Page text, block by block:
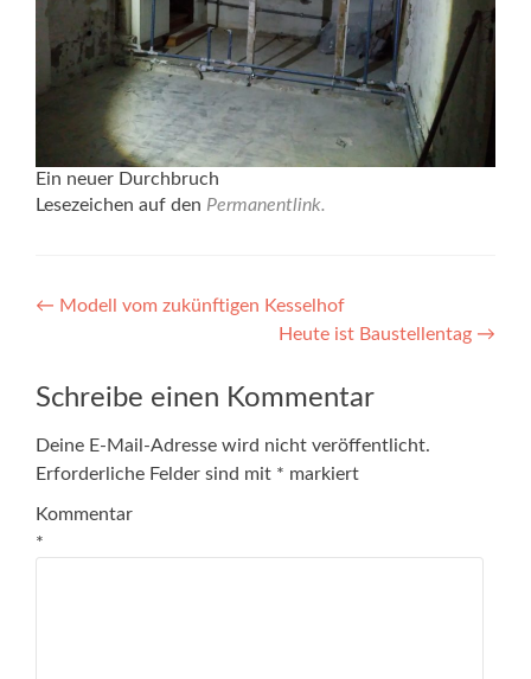
Ein neuer Durchbruch
Lesezeichen auf den Permanentlink.
Beitragsnavigation
← Modell vom zukünftigen Kesselhof
Heute ist Baustellentag →
Schreibe einen Kommentar
Deine E-Mail-Adresse wird nicht veröffentlicht.
Erforderliche Felder sind mit * markiert
Kommentar
*